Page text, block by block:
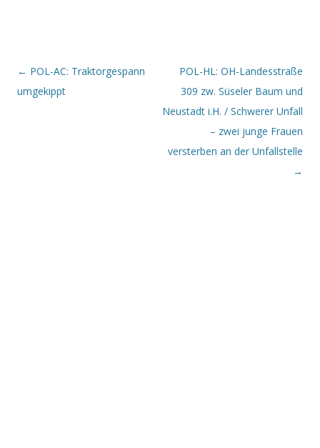
Beitrags-Navigation
← POL-AC: Traktorgespann
umgekippt
POL-HL: OH-Landesstraße
309 zw. Süseler Baum und
Neustadt i.H. / Schwerer Unfall
– zwei junge Frauen
versterben an der Unfallstelle
→